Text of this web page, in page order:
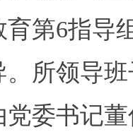
第6指导
。所领导
党委书记